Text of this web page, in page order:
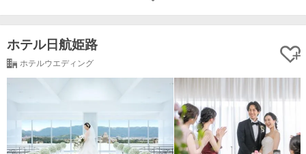
ホテル日航姫路
ホテルウエディング